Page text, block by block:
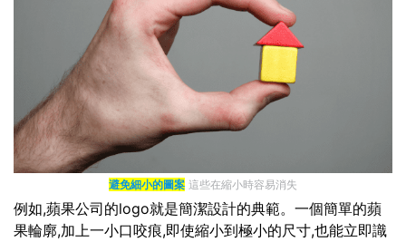
避免細小的圖案 這些在縮小時容易消失
例如,蘋果公司的logo就是簡潔設計的典範。一個簡單的蘋
果輪廓,加上一小口咬痕,即使縮小到極小的尺寸,也能立即識